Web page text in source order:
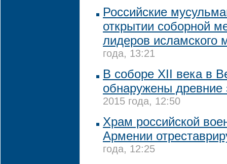
Российские
открытии соборной
лидеров исламского
года, 13:21
В соборе XII века в
обнаружены древние
2015 года, 12:50
Храм российской
Армении
года, 12:25